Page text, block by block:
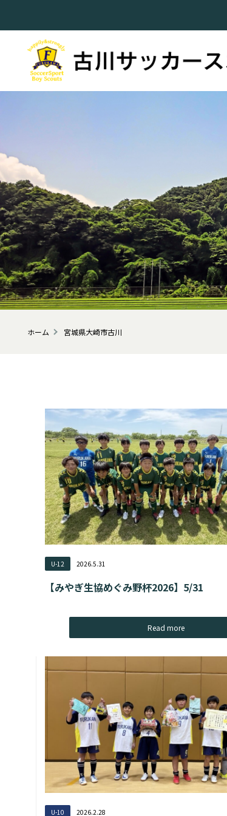
ホーム 宮城県大崎市古川
U-12 2026.5.31
【みやぎ生協めぐみ野杯2026】5/31
Read more
U-10 2026.2.28